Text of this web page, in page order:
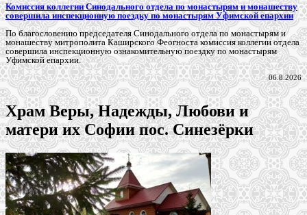
Комиссия коллегии Синодального отдела по монастырям и монашеству
совершила инспекционную поездку по монастырям Уфимской епархии
По благословению председателя Синодального отдела по монастырям и
монашеству митрополита Каширского Феогноста комиссия коллегии отдела
совершила инспекционную ознакомительную поездку по монастырям
Уфимской епархии.
06.8.2026
Храм Веры, Надежды, Любови и
матери их Софии пос. Синезёрки